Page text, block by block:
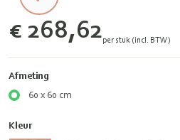
€ 268,62per stuk (incl. BTW)
Afmeting
60 x 60 cm
Kleur